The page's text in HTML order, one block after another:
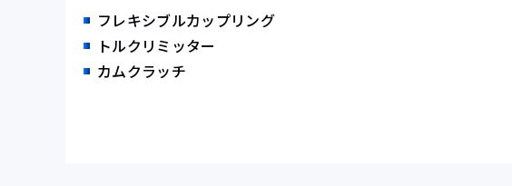
フレキシブルカップリング
トルクリミッター
カムクラッチ